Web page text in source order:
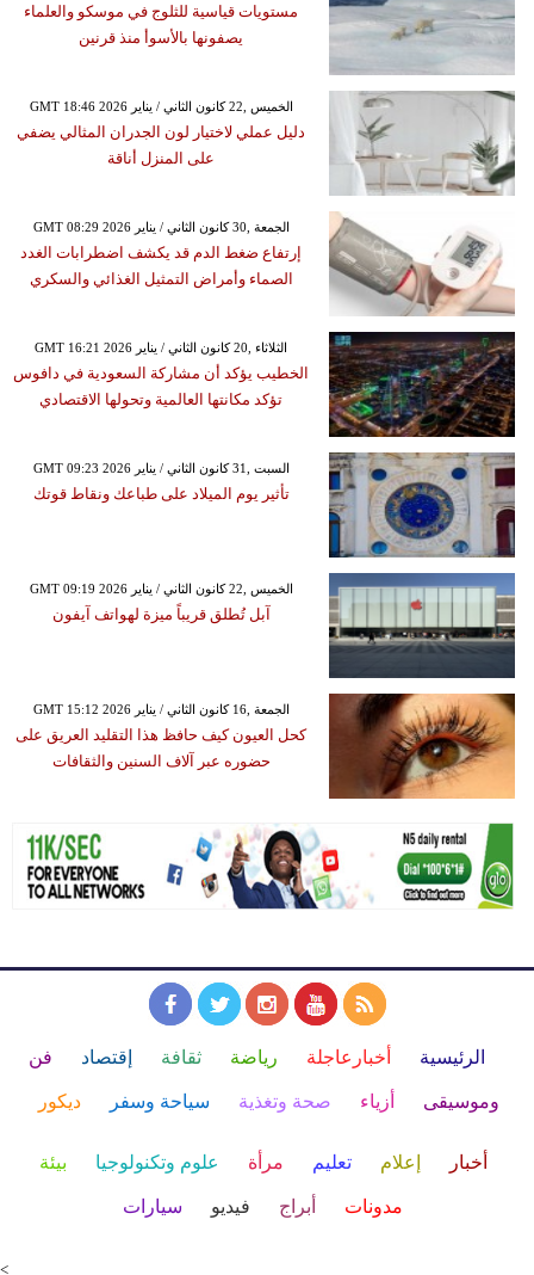
مستويات قياسية للثلوج في موسكو والعلماء
يصفونها بالأسوأ منذ قرنين
GMT 18:46 2026 الخميس ,22 كانون الثاني / يناير
دليل عملي لاختيار لون الجدران المثالي يضفي
على المنزل أناقة
GMT 08:29 2026 الجمعة ,30 كانون الثاني / يناير
إرتفاع ضغط الدم قد يكشف اضطرابات الغدد
الصماء وأمراض التمثيل الغذائي والسكري
GMT 16:21 2026 الثلاثاء ,20 كانون الثاني / يناير
الخطيب يؤكد أن مشاركة السعودية في دافوس
تؤكد مكانتها العالمية وتحولها الاقتصادي
GMT 09:23 2026 السبت ,31 كانون الثاني / يناير
تأثير يوم الميلاد على طباعك ونقاط قوتك
GMT 09:19 2026 الخميس ,22 كانون الثاني / يناير
آبل تُطلق قريباً ميزة لهواتف آيفون
GMT 15:12 2026 الجمعة ,16 كانون الثاني / يناير
كحل العيون كيف حافظ هذا التقليد العريق على
حضوره عبر آلاف السنين والثقافات
الرئيسية أخبارعاجلة رياضة ثقافة إقتصاد فن
وموسيقى أزياء صحة وتغذية سياحة وسفر ديكور
أخبار إعلام تعليم مرأة علوم وتكنولوجيا بيئة
مدونات أبراج فيديو سيارات
<